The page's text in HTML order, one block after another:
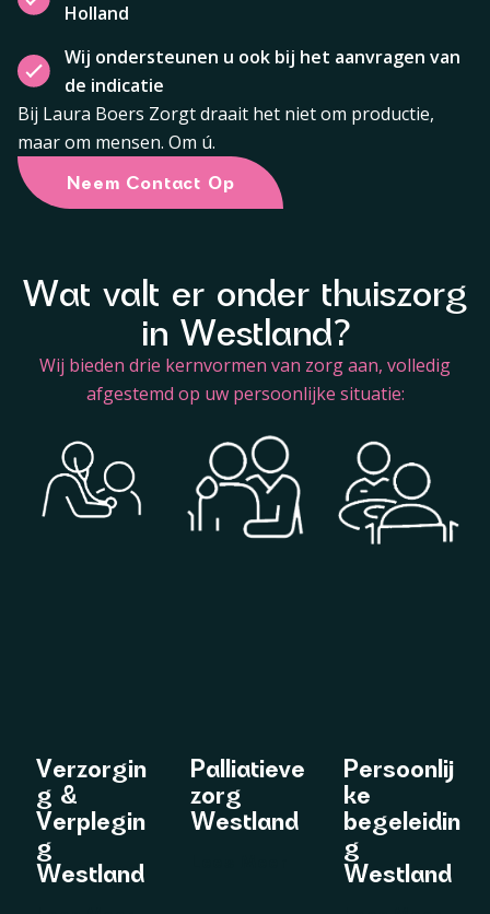
Holland
Wij ondersteunen u ook bij het aanvragen van
de indicatie
Bij Laura Boers Zorgt draait het niet om productie,
maar om mensen. Om ú.
Neem Contact Op
Wat valt er onder thuiszorg
in Westland?
Wij bieden drie kernvormen van zorg aan, volledig
afgestemd op uw persoonlijke situatie:
Verzorgin
g &
Verplegin
g
Westland
Palliatieve
zorg
Westland
Persoonlij
ke
begeleidin
g
Westland